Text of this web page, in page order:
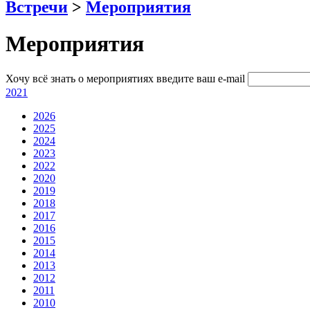
Встречи > Мероприятия
Мероприятия
Хочу всё знать о мероприятиях введите ваш e-mail
2021
2026
2025
2024
2023
2022
2020
2019
2018
2017
2016
2015
2014
2013
2012
2011
2010